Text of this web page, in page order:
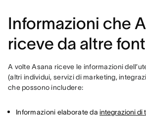
Informazioni che
riceve da altre
A volte Asana riceve le informazioni
(altri individui, servizi di marketing,
che possono includere:
Informazioni elaborate daintegrazioni di